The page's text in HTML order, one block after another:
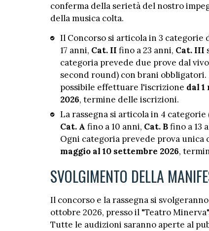
conferma della serietà del nostro
della musica colta.
Il Concorso si articola in 3 categorie
17 anni, Cat. II fino a 23 anni, Cat. III
categoria prevede due prove dal
second round) con brani obbligatori.
possibile effettuare l'iscrizione dal 1
2026, termine delle iscrizioni.
La rassegna si articola in 4 categorie
Cat. A fino a 10 anni, Cat. Bfino a 13
Ogni categoria prevede prova unica
maggio al 10 settembre 2026,
SVOLGIMENTO DELLA
Il concorso e la rassegna si
ottobre 2026, presso il "Teatro
Tutte le audizioni saranno aperte al